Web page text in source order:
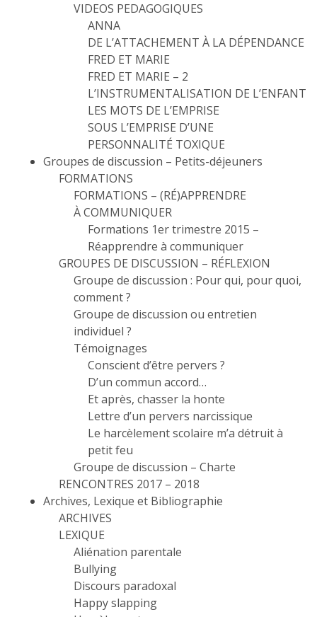
VIDEOS PEDAGOGIQUES
ANNA
DE L’ATTACHEMENT À LA DÉPENDANCE
FRED ET MARIE
FRED ET MARIE – 2
L’INSTRUMENTALISATION DE L’ENFANT
LES MOTS DE L’EMPRISE
SOUS L’EMPRISE D’UNE
PERSONNALITÉ TOXIQUE
Groupes de discussion – Petits-déjeuners
FORMATIONS
FORMATIONS – (RÉ)APPRENDRE
À COMMUNIQUER
Formations 1er trimestre 2015 –
Réapprendre à communiquer
GROUPES DE DISCUSSION – RÉFLEXION
Groupe de discussion : Pour qui, pour quoi,
comment ?
Groupe de discussion ou entretien
individuel ?
Témoignages
Conscient d’être pervers ?
D’un commun accord…
Et après, chasser la honte
Lettre d’un pervers narcissique
Le harcèlement scolaire m’a détruit à
petit feu
Groupe de discussion – Charte
RENCONTRES 2017 – 2018
Archives, Lexique et Bibliographie
ARCHIVES
LEXIQUE
Aliénation parentale
Bullying
Discours paradoxal
Happy slapping